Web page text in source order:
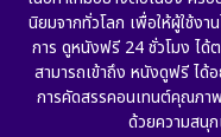
นิยมจากทั่วโลก เพื่อให้ผู้ใช้ง
การ ดูหนังฟรี 24 ชั่วโมง ได้
สามารถเข้าถึง หนังดูฟรี ได้
การคัดสรรคอนเทนต์คุณภา
ด้วยความสนุ